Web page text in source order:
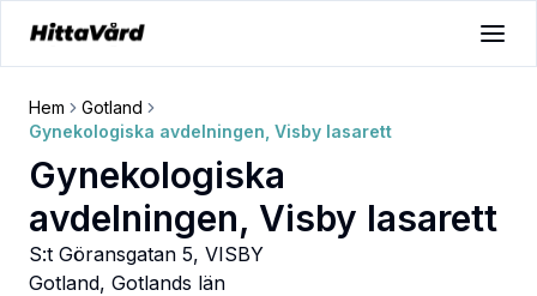
Hem
Gotland
Gynekologiska avdelningen, Visby lasarett
Gynekologiska
avdelningen, Visby lasarett
S:t Göransgatan 5, VISBY
Gotland, Gotlands län